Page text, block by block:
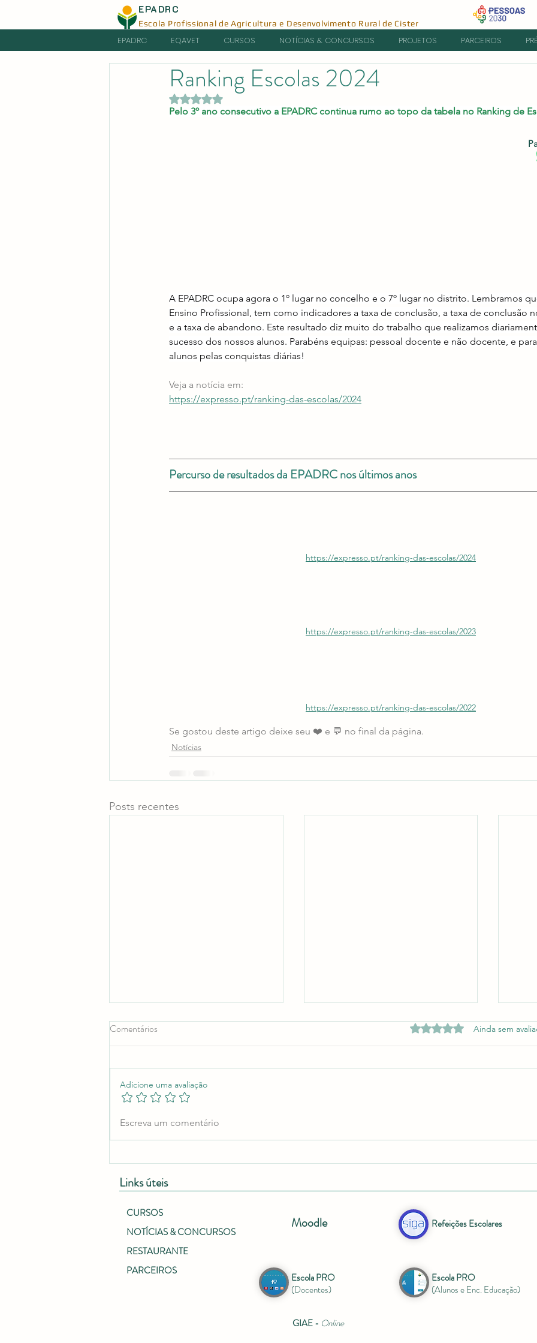
EPADRC
Escola Profissional de Agricultura e Desenvolvimento Rural de Cister
EPADRC EQAVET CURSOS NOTÍCIAS & CONCURSOS PROJETOS PARCEIROS
Ranking Escolas 2024
Avaliado com NaN de 5 estrelas.
Pelo 3º ano consecutivo a EPADRC continua rumo ao topo da tabela no Ranking de
A EPADRC ocupa agora o 1º lugar no concelho e o 7º lugar no distrito. Lembramos
Ensino Profissional, tem como indicadores a taxa de conclusão, a taxa de conclusão
e a taxa de abandono. Este resultado diz muito do trabalho que realizamos
sucesso dos nossos alunos. Parabéns equipas: pessoal docente e não docente, e
alunos pelas conquistas diárias!
Veja a notícia em:
https://expresso.pt/ranking-das-escolas/2024
Percurso de resultados da EPADRC nos últimos anos
https://expresso.pt/ranking-das-escolas/2024
https://expresso.pt/ranking-das-escolas/2023
https://expresso.pt/ranking-das-escolas/2022
Se gostou deste artigo deixe seu ❤️ e 💬 no final da página.
Notícias
Posts recentes
Comentários Avaliado com 0 de 5 estrelas.
Ainda sem
Adicione uma avaliação
Escreva um comentário
Links úteis
CURSOS
NOTÍCIAS & CONCURSOS
RESTAURANTE
PARCEIROS
Moodle
Escola PRO
(Docentes)
GIAE - Online
Refeições Escolares
Escola PRO
(Alunos e Enc. Educação)